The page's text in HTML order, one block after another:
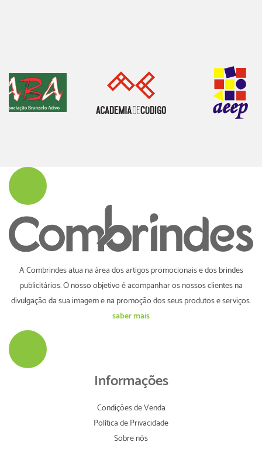
A Combrindes atua na área dos artigos promocionais e dos brindes
publicitários. O nosso objetivo é acompanhar os nossos clientes na
divulgação da sua imagem e na promoção dos seus produtos e serviços.
saber mais
Informações
Condições de Venda
Política de Privacidade
Sobre nós